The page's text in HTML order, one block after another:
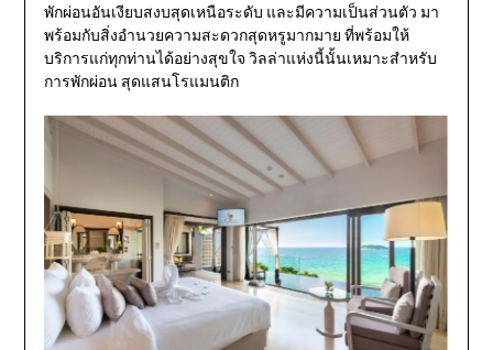
พักผ่อนอันเงียบสงบสุดเหนือระดับ และมีความเป็นส่วนตัว มา
พร้อมกับสิ่งอำนวยความสะดวกสุดหรูมากมาย ที่พร้อมให้
บริการแก่ทุกท่านได้อย่างสุขใจ วิลล่าแห่งนี้นั้นเหมาะสำหรับ
การพักผ่อน สุดแสนโรแมนติก